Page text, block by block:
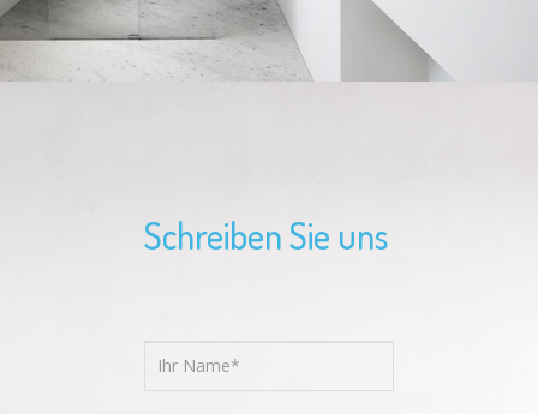
Schreiben Sie uns